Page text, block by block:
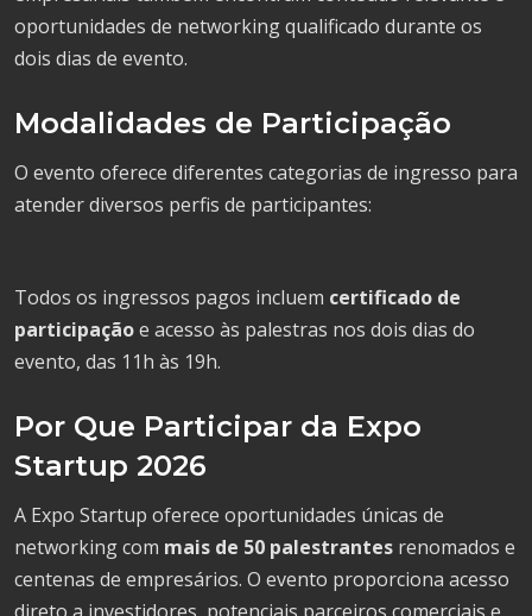
oportunidades de networking qualificado durante os
dois dias de evento.
Modalidades de Participação
O evento oferece diferentes categorias de ingresso para
atender diversos perfis de participantes:
Todos os ingressos pagos incluem certificado de
participaçãoe acesso às palestras nos dois dias do
evento, das 11h às 19h.
Por Que Participar da Expo
Startup 2026
A Expo Startup oferece oportunidades únicas de
networking com mais de 50 palestrantes renomados e
centenas de empresários. O evento proporciona acesso